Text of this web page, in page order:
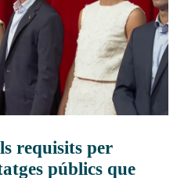
requisits per
públics que